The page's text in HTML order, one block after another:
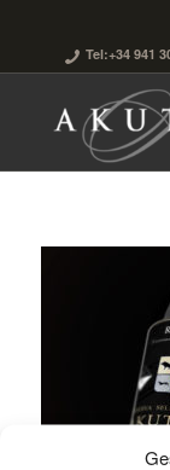
Tel:+34 941